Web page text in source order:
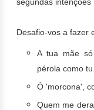
Desafio-vos a fazer
A tua mãe
pérola como
Ó 'morcona',
Quem me